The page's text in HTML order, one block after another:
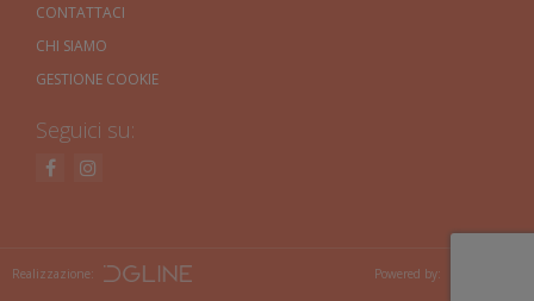
CONTATTACI
CHI SIAMO
GESTIONE COOKIE
Seguici su:
Realizzazione: Powered by: